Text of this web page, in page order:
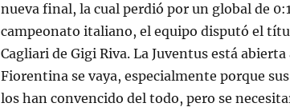
nueva final, la cual perdió por un global de
campeonato italiano, el equipo disputó el
Cagliari de Gigi Riva. La Juventus está
Fiorentina se vaya, especialmente porque
los han convencido del todo, pero se